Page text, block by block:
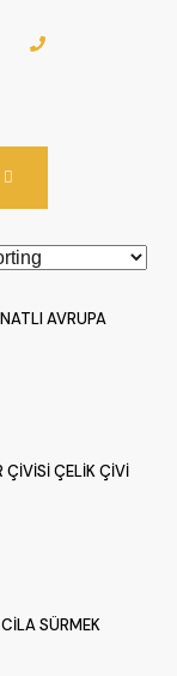
AVRUPA
ÇİVİSİ ÇELİK ÇİVİ
SÜRMEK